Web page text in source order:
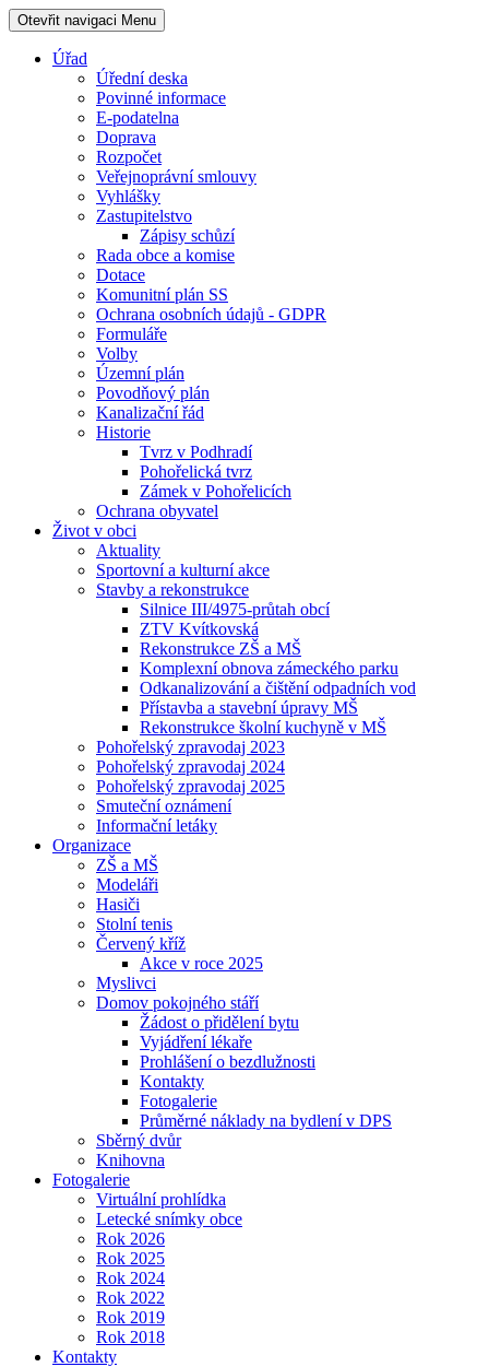
Otevřit navigaci Menu
Úřad
Úřední deska
Povinné informace
E-podatelna
Doprava
Rozpočet
Veřejnoprávní smlouvy
Vyhlášky
Zastupitelstvo
Zápisy schůzí
Rada obce a komise
Dotace
Komunitní plán SS
Ochrana osobních údajů - GDPR
Formuláře
Volby
Územní plán
Povodňový plán
Kanalizační řád
Historie
Tvrz v Podhradí
Pohořelická tvrz
Zámek v Pohořelicích
Ochrana obyvatel
Život v obci
Aktuality
Sportovní a kulturní akce
Stavby a rekonstrukce
Silnice III/4975-průtah obcí
ZTV Kvítkovská
Rekonstrukce ZŠ a MŠ
Komplexní obnova zámeckého parku
Odkanalizování a čištění odpadních vod
Přístavba a stavební úpravy MŠ
Rekonstrukce školní kuchyně v MŠ
Pohořelský zpravodaj 2023
Pohořelský zpravodaj 2024
Pohořelský zpravodaj 2025
Smuteční oznámení
Informační letáky
Organizace
ZŠ a MŠ
Modeláři
Hasiči
Stolní tenis
Červený kříž
Akce v roce 2025
Myslivci
Domov pokojného stáří
Žádost o přidělení bytu
Vyjádření lékaře
Prohlášení o bezdlužnosti
Kontakty
Fotogalerie
Průměrné náklady na bydlení v DPS
Sběrný dvůr
Knihovna
Fotogalerie
Virtuální prohlídka
Letecké snímky obce
Rok 2026
Rok 2025
Rok 2024
Rok 2022
Rok 2019
Rok 2018
Kontakty